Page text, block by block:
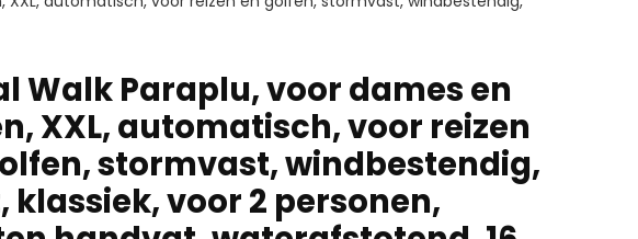
Walk Paraplu, voor dames en
XXL, automatisch, voor reizen
stormvast, windbestendig,
klassiek, voor 2 personen,